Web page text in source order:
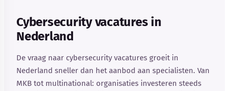
Cybersecurity vacatures in
Nederland
De vraag naar cybersecurity vacatures groeit in
Nederland sneller dan het aanbod aan specialisten. Van
MKB tot multinational: organisaties investeren steeds